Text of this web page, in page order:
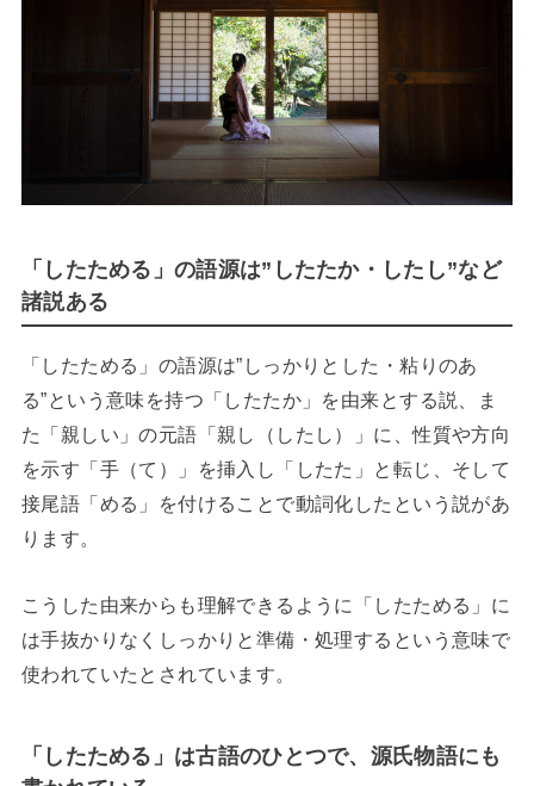
「したためる」の語源は”したたか・したし”など
諸説ある
「したためる」の語源は”しっかりとした・粘りのあ
る”という意味を持つ「したたか」を由来とする説、ま
た「親しい」の元語「親し（したし）」に、性質や方向
を示す「手（て）」を挿入し「したた」と転じ、そして
接尾語「める」を付けることで動詞化したという説があ
ります。
こうした由来からも理解できるように「したためる」に
は手抜かりなくしっかりと準備・処理するという意味で
使われていたとされています。
「したためる」は古語のひとつで、源氏物語にも